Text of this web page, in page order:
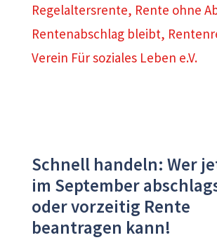
Regelaltersrente, Rente ohne
Rentenabschlag bleibt,
Verein Für soziales Leben e.V.
Schnell handeln: Wer
im September
oder vorzeitig Rente
beantragen kann!